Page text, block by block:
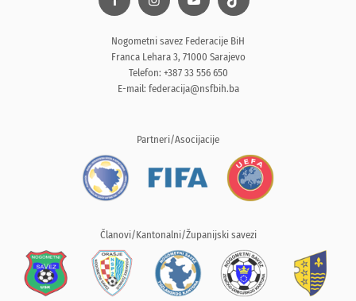
Nogometni savez Federacije BiH
Franca Lehara 3, 71000 Sarajevo
Telefon: +387 33 556 650
E-mail: federacija@nsfbih.ba
Partneri/Asocijacije
Članovi/Kantonalni/Županijski savezi